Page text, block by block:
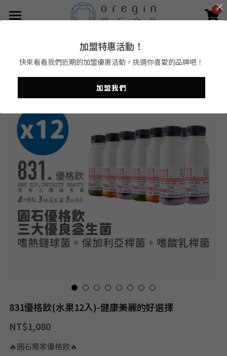
0
全新圓點會員
茶飲工藝
圓石TeaBar
圓石禪飲
行動茶旅
加盟專區
圓石teabar
圓石優格飲
店面資訊
聯絡我們
831優格飲(水果12入)-健康美麗的好選擇
NT$1,080
🔥圓石獨家優格飲🔥
×
商品分類
加盟特惠活動！
快來看看我們近期的加盟優惠活動，挑選你喜愛的品牌吧！
加盟我們